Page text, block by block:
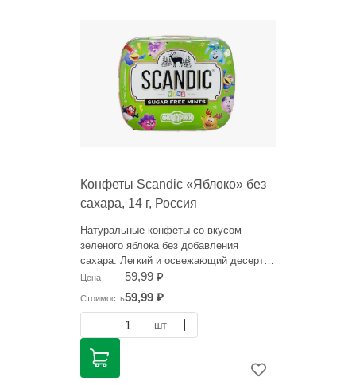
Конфеты Scandic «Яблоко» без
сахара, 14 г, Россия
Натуральные конфеты со вкусом
зеленого яблока без добавления
сахара. Легкий и освежающий десерт.
Информация на сайте о товарах носит
справочный характер и не является
публичной офертой. Цена может
меняться
Цена 59,99 ₽
Стоимость59,99 ₽
1 шт